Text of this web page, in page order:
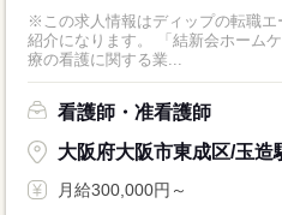
※この求人情報はディップの転職
紹介になります。 「結新会ホーム
療の看護に関する業...
看護師・准看護師
大阪府大阪市東成区/玉造
月給300,000円～